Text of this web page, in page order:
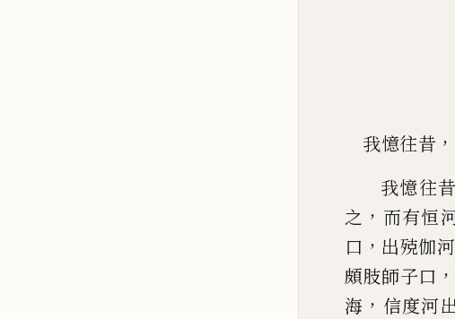
我憶往昔 ，
我憶往
之 ， 而有恒
口 ， 出殑伽河
頗肢師子口 ，
海 ， 信度河